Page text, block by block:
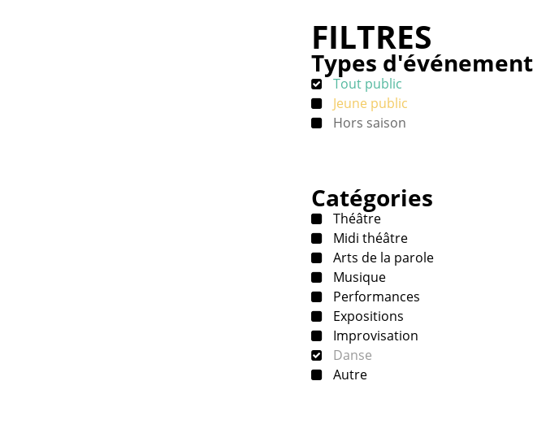
FILTRES
Types d'événement
Tout public
Jeune public
Hors saison
Catégories
Théâtre
Midi théâtre
Arts de la parole
Musique
Performances
Expositions
Improvisation
Danse
Autre